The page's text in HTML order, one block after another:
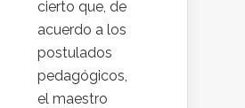
cierto que, de
acuerdo a los
postulados
pedagógicos,
el maestro